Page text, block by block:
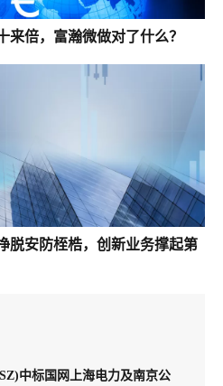
来倍，富瀚微做对了什么？
脱安防桎梏，创新业务撑起第
中标国网上海电力及南京公